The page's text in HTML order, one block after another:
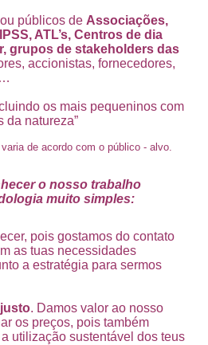
públicos de Associações,
ATL’s, Centros de dia
grupos de stakeholders das
accionistas, fornecedores,
os mais pequeninos com
da natureza”
de acordo com o público - alvo.
o nosso trabalho
muito simples:
pois gostamos do contato
as tuas necessidades
a estratégia para sermos
. Damos valor ao nosso
os preços, pois também
utilização sustentável dos teus